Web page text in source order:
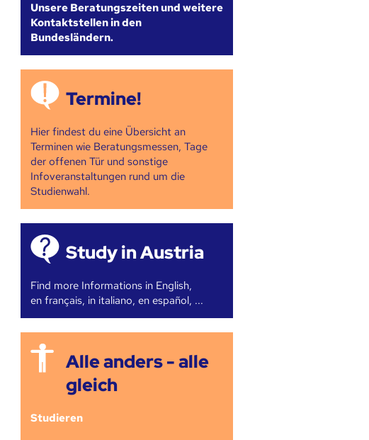
Unsere Beratungszeiten und weitere
Kontaktstellen in den
Bundesländern.
Termine!
Hier findest du eine Übersicht an
Terminen wie Beratungsmessen, Tage
der offenen Tür und sonstige
Infoveranstaltungen rund um die
Studienwahl.
Study in Austria
Find more Informations in English,
en français, in italiano, en español, ...
Alle anders - alle
gleich
Studieren